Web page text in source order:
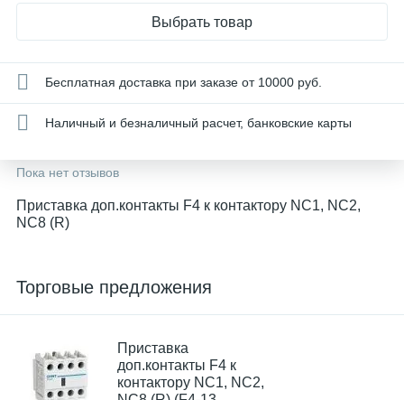
Выбрать товар
Бесплатная доставка при заказе от 10000 руб.
Наличный и безналичный расчет, банковские карты
Пока нет отзывов
Приставка доп.контакты F4 к контактору NC1, NC2,
NC8 (R)
Торговые предложения
Приставка
доп.контакты F4 к
контактору NC1, NC2,